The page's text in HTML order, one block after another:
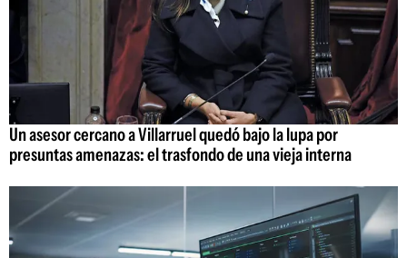
Un asesor cercano a Villarruel quedó bajo la lupa por
presuntas amenazas: el trasfondo de una vieja interna